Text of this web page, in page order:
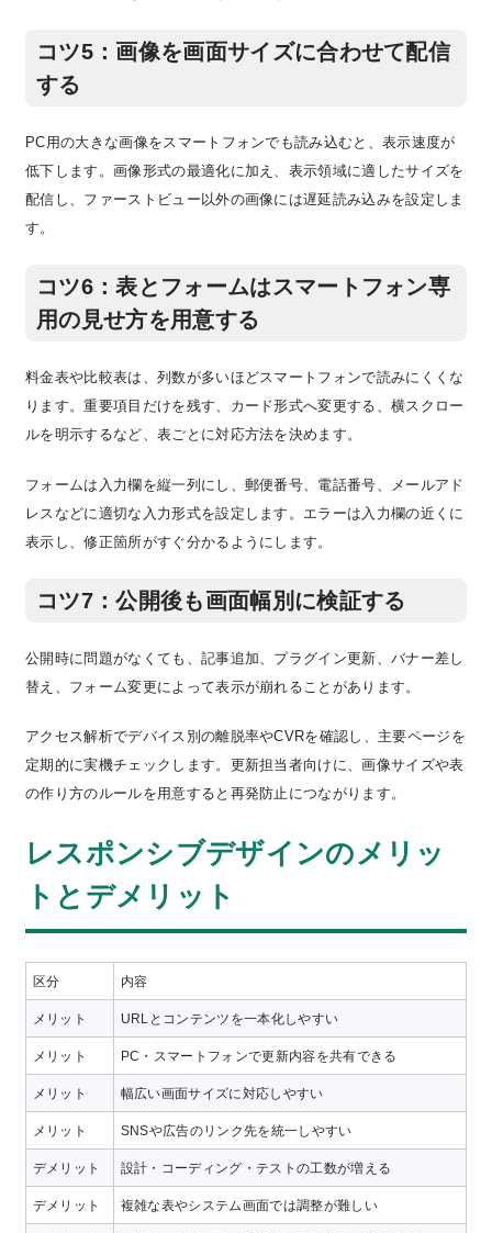
コツ5：画像を画面サイズに合わせて配信
する
PC用の大きな画像をスマートフォンでも読み込むと、表示速度が
低下します。画像形式の最適化に加え、表示領域に適したサイズを
配信し、ファーストビュー以外の画像には遅延読み込みを設定しま
す。
コツ6：表とフォームはスマートフォン専
用の見せ方を用意する
料金表や比較表は、列数が多いほどスマートフォンで読みにくくな
ります。重要項目だけを残す、カード形式へ変更する、横スクロー
ルを明示するなど、表ごとに対応方法を決めます。
フォームは入力欄を縦一列にし、郵便番号、電話番号、メールアド
レスなどに適切な入力形式を設定します。エラーは入力欄の近くに
表示し、修正箇所がすぐ分かるようにします。
コツ7：公開後も画面幅別に検証する
公開時に問題がなくても、記事追加、プラグイン更新、バナー差し
替え、フォーム変更によって表示が崩れることがあります。
アクセス解析でデバイス別の離脱率やCVRを確認し、主要ページを
定期的に実機チェックします。更新担当者向けに、画像サイズや表
の作り方のルールを用意すると再発防止につながります。
レスポンシブデザインのメリッ
トとデメリット
区分 内容
メリット URLとコンテンツを一本化しやすい
メリット PC・スマートフォンで更新内容を共有できる
メリット 幅広い画面サイズに対応しやすい
メリット SNSや広告のリンク先を統一しやすい
デメリット 設計・コーディング・テストの工数が増える
デメリット 複雑な表やシステム画面では調整が難しい